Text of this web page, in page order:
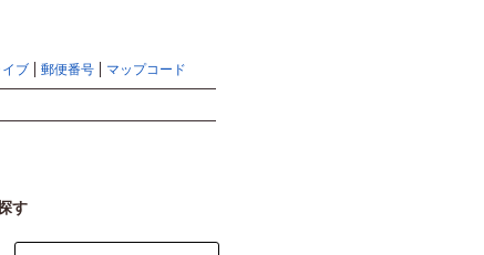
イブ 郵便番号 マップコード
す